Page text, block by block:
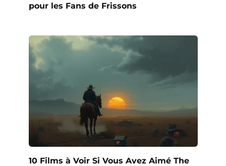
pour les Fans de Frissons
10 Films à Voir Si Vous Avez Aimé The